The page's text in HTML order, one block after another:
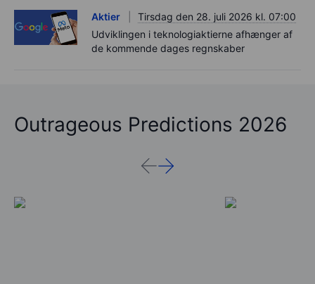
Aktier
Tirsdag den 28. juli 2026 kl. 07:00
Udviklingen i teknologiaktierne afhænger af
de kommende dages regnskaber
Outrageous Predictions 2026